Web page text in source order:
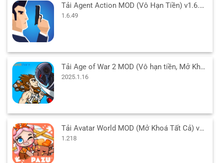
Tải Agent Action MOD (Vô Hạn Tiền) v1.6.49 APK cho Android
1.6.49
Tải Age of War 2 MOD (Vô hạn tiền, Mở Khóa Free) v2025.1.16 APK
2025.1.16
Tải Avatar World MOD (Mở Khoá Tất Cả) v1.218 APK cho Android
1.218